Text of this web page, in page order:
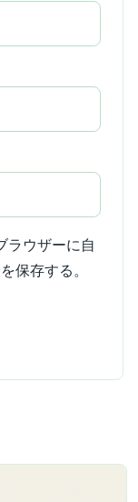
ラウザーに自
保存する。